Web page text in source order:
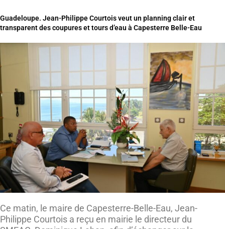
Guadeloupe. Jean-Philippe Courtois veut un planning clair et
transparent des coupures et tours d’eau à Capesterre Belle-Eau
Ce matin, le maire de Capesterre-Belle-Eau, Jean-
Philippe Courtois a reçu en mairie le directeur du